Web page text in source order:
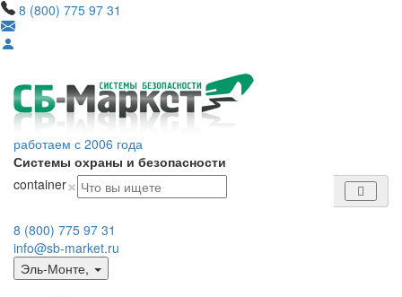
8 (800) 775 97 31
работаем с 2006 года
Системы охраны и безопасности
container×
8 (800) 775 97 31
info@sb-market.ru
Эль-Монте,